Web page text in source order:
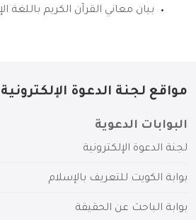
بيان معاني القرآن الكريم باللغة
مواقع لجنة الدعوة الإلكترونية
البوابات الدعوية
لجنة الدعوة الإلكترونية
بوابة الكويت للتعريف بالإسلام
بوابة الباحث عن الحقيقة